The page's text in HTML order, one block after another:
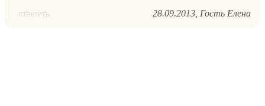
ответить 28.09.2013 Гость Елена